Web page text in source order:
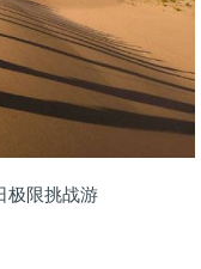
极限挑战游